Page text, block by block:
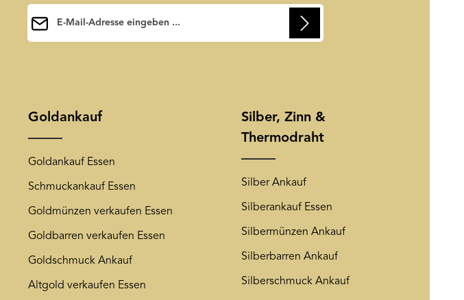
Goldankauf
Goldankauf Essen
Schmuckankauf Essen
Goldmünzen verkaufen Essen
Goldbarren verkaufen Essen
Goldschmuck Ankauf
Altgold verkaufen Essen
Silber, Zinn &
Thermodraht
Silber Ankauf
Silberankauf Essen
Silbermünzen Ankauf
Silberbarren Ankauf
Silberschmuck Ankauf